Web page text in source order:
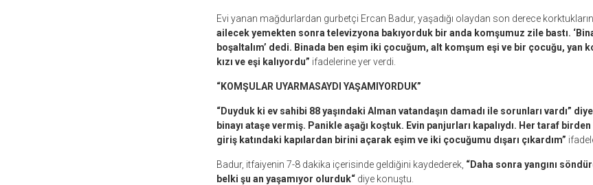
Evi yanan mağdurlardan gurbetçi Ercan Badur, yaşadığı olaydan son derece
ailecek yemekten sonra televizyona bakıyorduk bir anda komşumuz zile bastı.
boşaltalım’ dedi. Binada ben eşim iki çocuğum, alt komşum eşi ve bir çocuğu, yan
kızı ve eşi kalıyordu” ifadelerine yer verdi.
“KOMŞULAR UYARMASAYDI YAŞAMIYORDUK”
“Duyduk ki ev sahibi 88 yaşındaki Alman vatandaşın damadı ile sorunları vardı”
binayı ataşe vermiş. Panikle aşağı koştuk. Evin panjurları kapalıydı. Her taraf
giriş katındaki kapılardan birini açarak eşim ve iki çocuğumu dışarı çıkardım”
Badur, itfaiyenin 7-8 dakika içerisinde geldiğini kaydederek, “Daha sonra yangını
belki şu an yaşamıyor olurduk“diye konuştu.